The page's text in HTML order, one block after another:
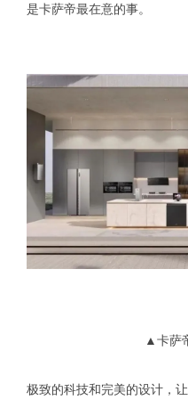
是卡萨帝最在意的事。
▲卡萨
极致的科技和完美的设计，